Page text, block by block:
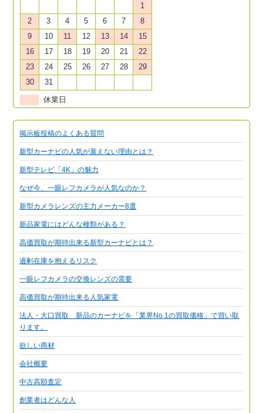
1
2
3 4 5 6 7
8
9
10 11 12 13 14
15
16
17 18 19 20 21
22
23
24 25 26 27 28
29
30
31
休業日
掲示板投稿のよくある質問
新型カーナビの人気が衰えない理由とは？
新型テレビ「4K」の魅力
なぜ今、一眼レフカメラが人気なのか？
新型カメラレンズの主力メーカー8選
新品家電にはどんな種類がある？
高価買取が期待出来る新型カーナビとは？
過剰在庫を抱えるリスク
一眼レフカメラの交換レンズの需要
高価買取が期待出来る人気家電
法人・大口買取 新品のカーナビを「業界No.1の買取価格」で買い取
ります。
欲しい商材
会社概要
中古高額査定
創業者はどんな人